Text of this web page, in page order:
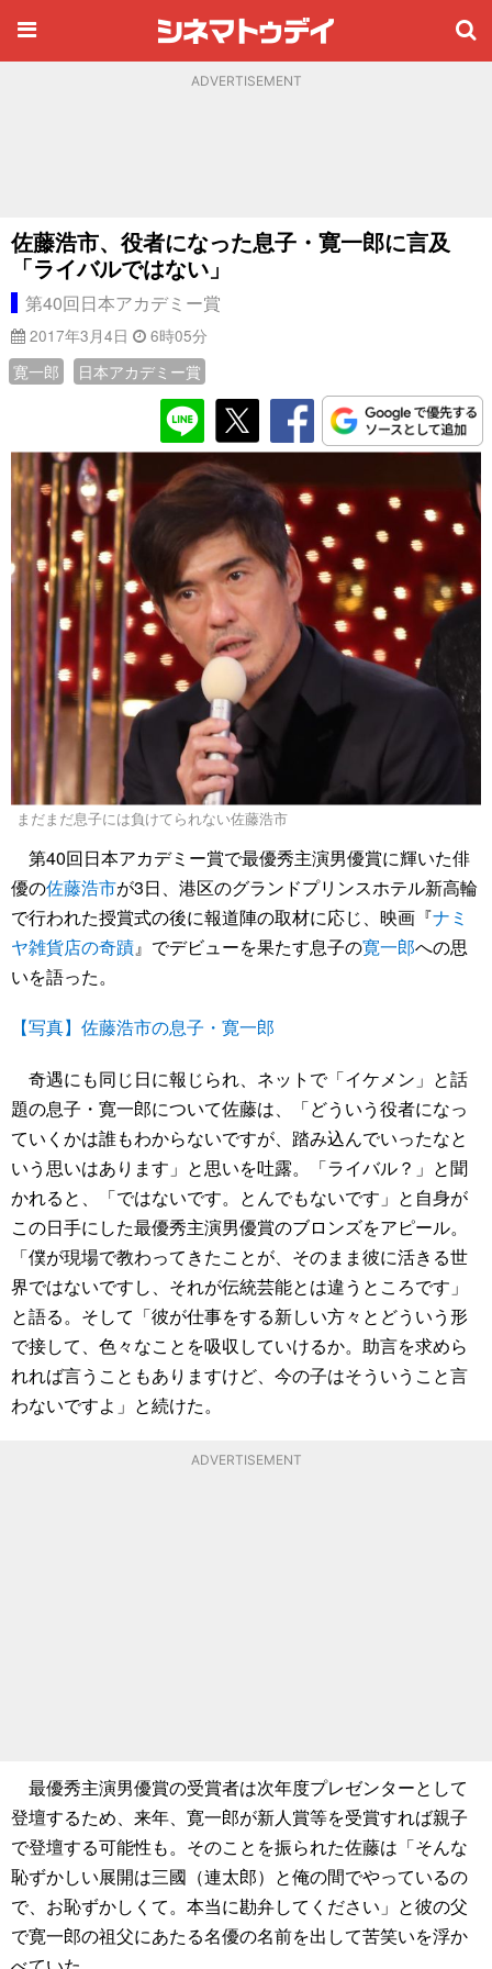
ADVERTISEMENT
佐藤浩市、役者になった息子・寛一郎に言及
「ライバルではない」
第40回日本アカデミー賞
2017年3月4日
6時05分
寛一郎
日本アカデミー賞
まだまだ息子には負けてられない佐藤浩市
第40回日本アカデミー賞で最優秀主演男優賞に輝いた俳
優の佐藤浩市が3日、港区のグランドプリンスホテル新高輪
で行われた授賞式の後に報道陣の取材に応じ、映画『ナミ
ヤ雑貨店の奇蹟』でデビューを果たす息子の寛一郎への思
いを語った。
【写真】佐藤浩市の息子・寛一郎
奇遇にも同じ日に報じられ、ネットで「イケメン」と話
題の息子・寛一郎について佐藤は、「どういう役者になっ
ていくかは誰もわからないですが、踏み込んでいったなと
いう思いはあります」と思いを吐露。「ライバル？」と聞
かれると、「ではないです。とんでもないです」と自身が
この日手にした最優秀主演男優賞のブロンズをアピール。
「僕が現場で教わってきたことが、そのまま彼に活きる世
界ではないですし、それが伝統芸能とは違うところです」
と語る。そして「彼が仕事をする新しい方々とどういう形
で接して、色々なことを吸収していけるか。助言を求めら
れれば言うこともありますけど、今の子はそういうこと言
わないですよ」と続けた。
ADVERTISEMENT
最優秀主演男優賞の受賞者は次年度プレゼンターとして
登壇するため、来年、寛一郎が新人賞等を受賞すれば親子
で登壇する可能性も。そのことを振られた佐藤は「そんな
恥ずかしい展開は三國（連太郎）と俺の間でやっているの
で、お恥ずかしくて。本当に勘弁してください」と彼の父
で寛一郎の祖父にあたる名優の名前を出して苦笑いを浮か